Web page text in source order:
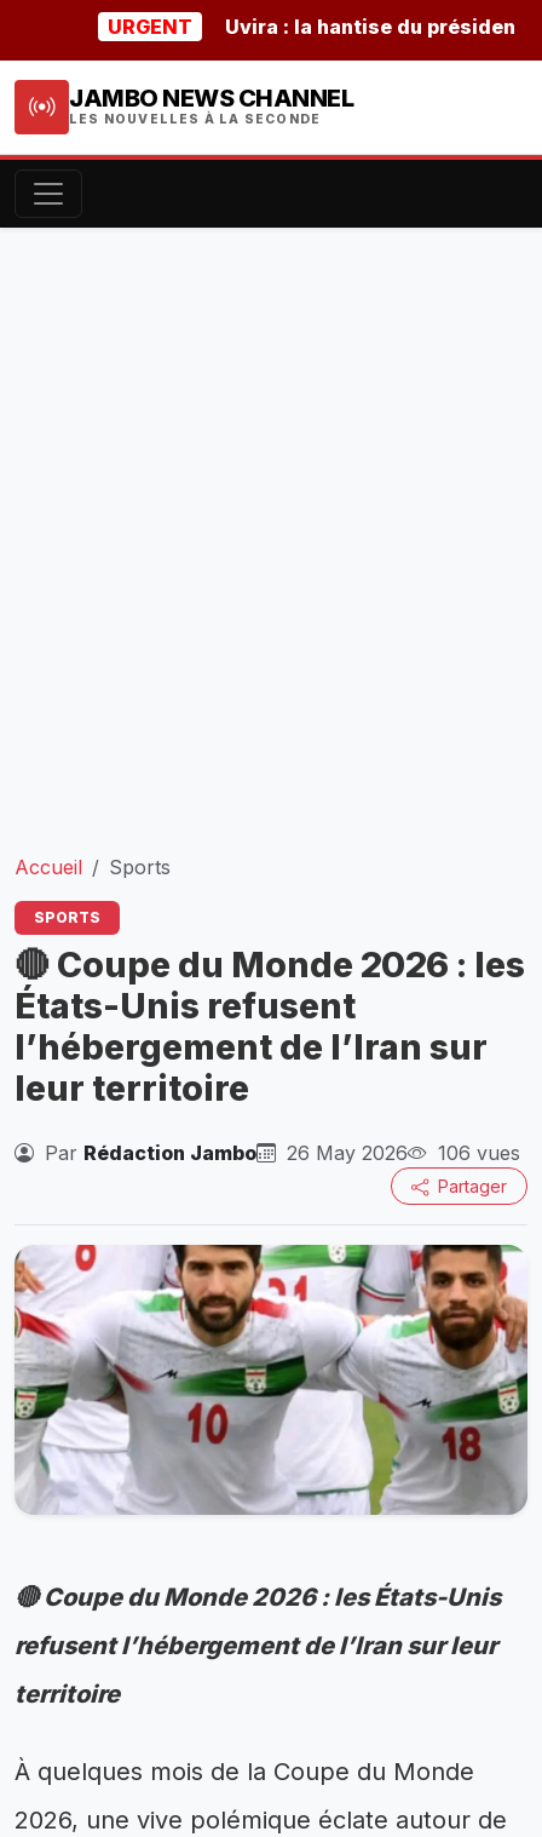
URGENT Uvira : la hantise du président
JAMBO NEWS CHANNEL
LES NOUVELLES À LA SECONDE
Accueil Sports
SPORTS
🔴 Coupe du Monde 2026 : les
États-Unis refusent
l’hébergement de l’Iran sur
leur territoire
Par Rédaction Jambo 26 May 2026 106 vues
Partager
🔴 Coupe du Monde 2026 : les États-Unis
refusent l’hébergement de l’Iran sur leur
territoire
À quelques mois de la Coupe du Monde
2026, une vive polémique éclate autour de